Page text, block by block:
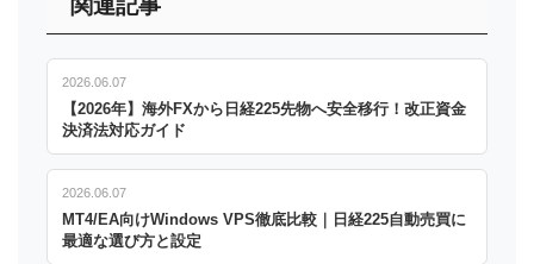
関連記事
2026.06.07
【2026年】海外FXから日経225先物へ安全移行！改正資金
決済法対応ガイド
2026.06.07
MT4/EA向けWindows VPS徹底比較｜日経225自動売買に
最適な選び方と設定